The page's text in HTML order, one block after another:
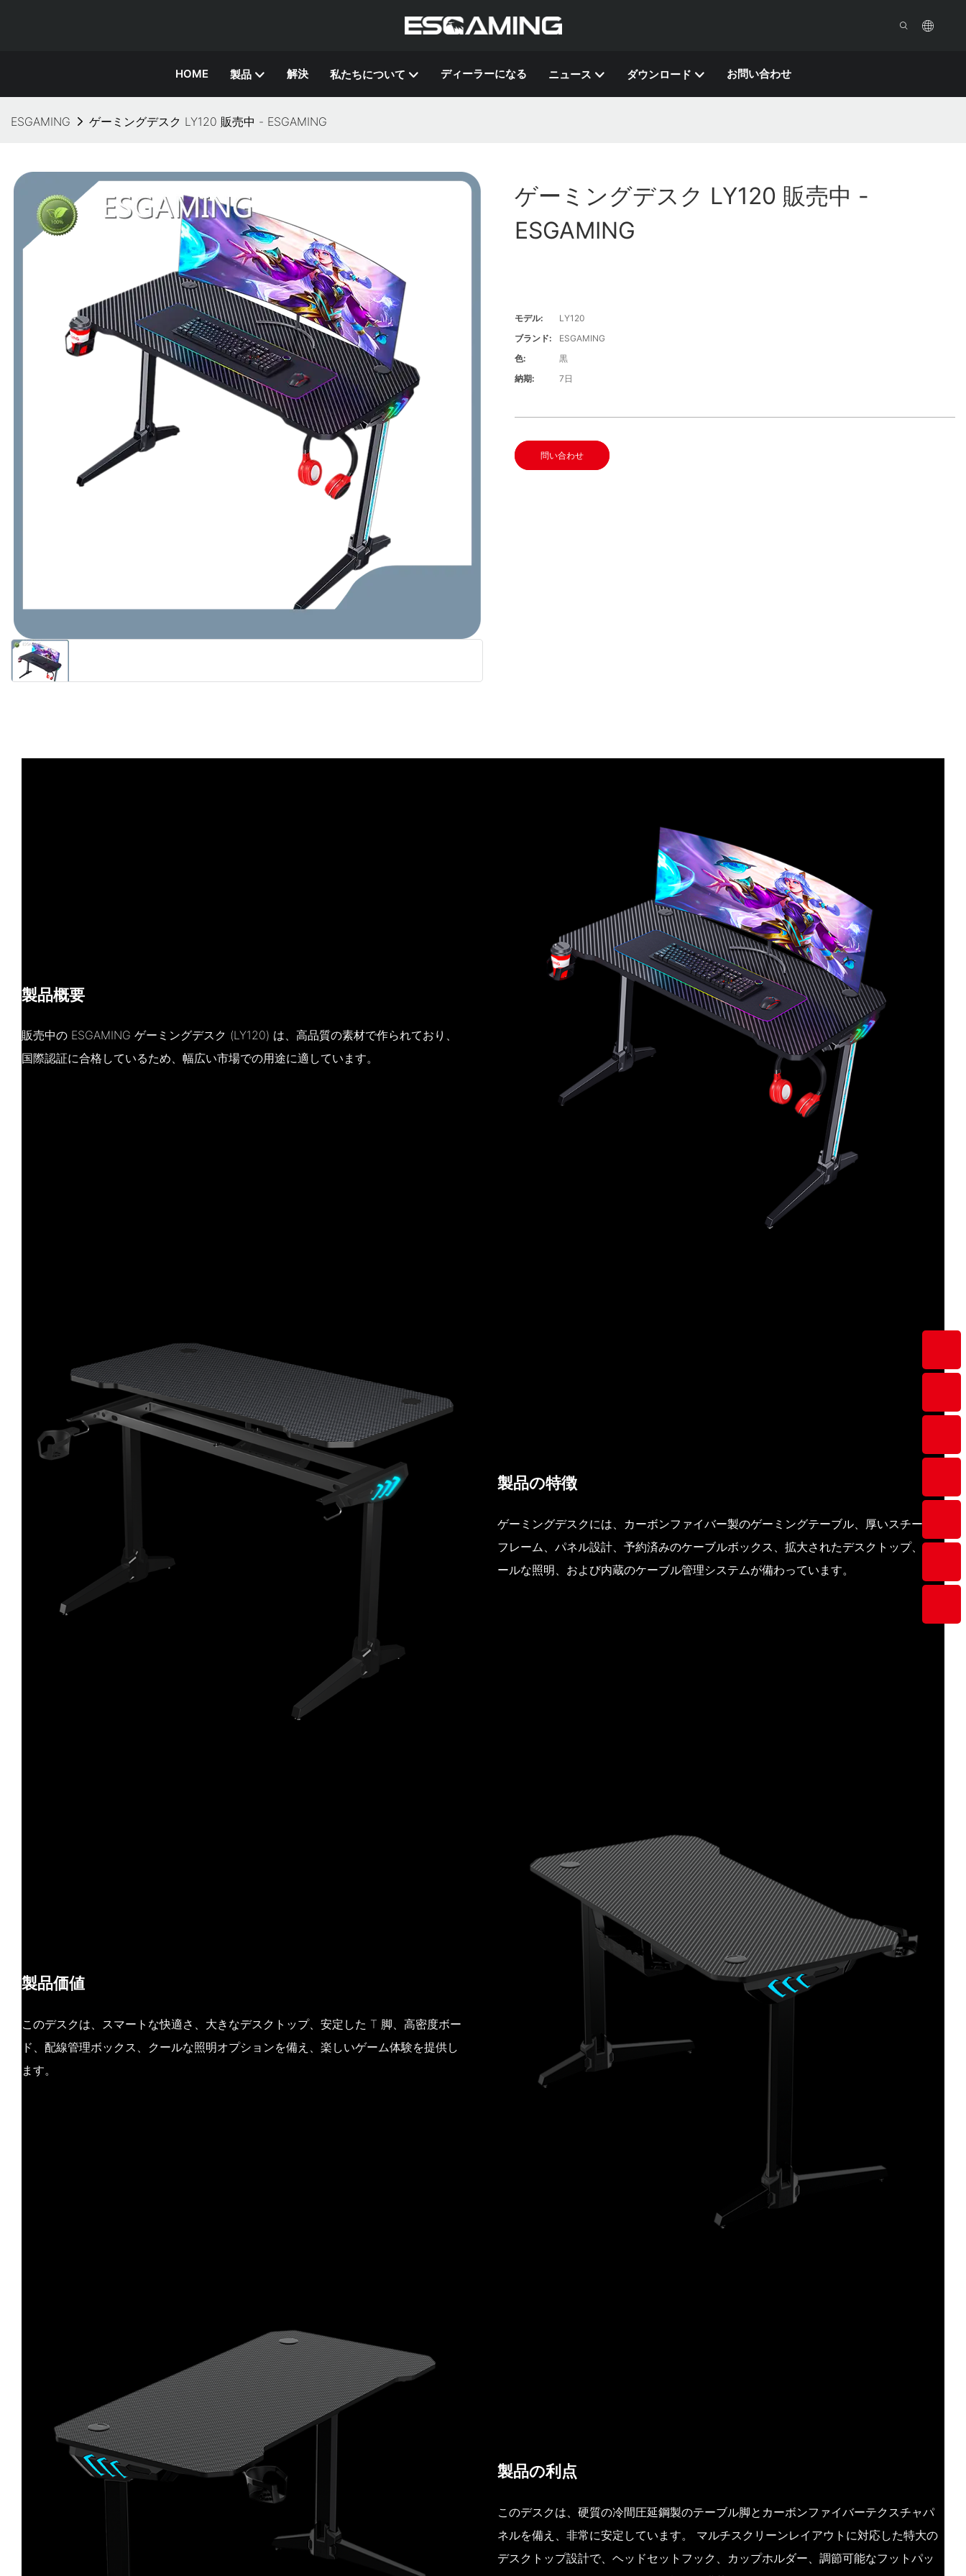
HOME 製品 解決 私たちについて ディーラーになる ニュース ダウンロード お問い合わせ
ESGAMING ゲーミングデスク LY120 販売中 - ESGAMING
ゲーミングデスク LY120 販売中 -
ESGAMING
モデル:
LY120
ブランド:
ESGAMING
色:
黒
納期:
7日
問い合わせ
製品概要
販売中の ESGAMING ゲーミングデスク (LY120) は、高品質の素材で作られており、
国際認証に合格しているため、幅広い市場での用途に適しています。
製品の特徴
ゲーミングデスクには、カーボンファイバー製のゲーミングテーブル、厚いスチール
フレーム、パネル設計、予約済みのケーブルボックス、拡大されたデスクトップ、ク
ールな照明、および内蔵のケーブル管理システムが備わっています。
製品価値
このデスクは、スマートな快適さ、大きなデスクトップ、安定した T 脚、高密度ボー
ド、配線管理ボックス、クールな照明オプションを備え、楽しいゲーム体験を提供し
ます。
製品の利点
このデスクは、硬質の冷間圧延鋼製のテーブル脚とカーボンファイバーテクスチャパ
ネルを備え、非常に安定しています。 マルチスクリーンレイアウトに対応した特大の
デスクトップ設計で、ヘッドセットフック、カップホルダー、調節可能なフットパッ